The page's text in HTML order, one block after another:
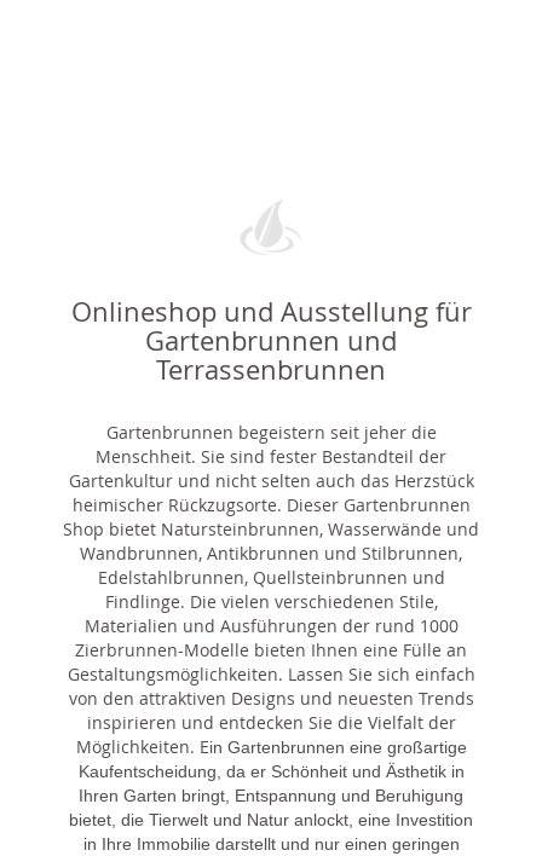
Onlineshop und Ausstellung für
Gartenbrunnen und
Terrassenbrunnen
Gartenbrunnen begeistern seit jeher die
Menschheit. Sie sind fester Bestandteil der
Gartenkultur und nicht selten auch das Herzstück
heimischer Rückzugsorte. Dieser Gartenbrunnen
Shop bietet Natursteinbrunnen, Wasserwände und
Wandbrunnen, Antikbrunnen und Stilbrunnen,
Edelstahlbrunnen, Quellsteinbrunnen und
Findlinge. Die vielen verschiedenen Stile,
Materialien und Ausführungen der rund 1000
Zierbrunnen-Modelle bieten Ihnen eine Fülle an
Gestaltungsmöglichkeiten. Lassen Sie sich einfach
von den attraktiven Designs und neuesten Trends
inspirieren und entdecken Sie die Vielfalt der
Möglichkeiten. Ein Gartenbrunnen eine großartige
Kaufentscheidung, da er Schönheit und Ästhetik in
Ihren Garten bringt, Entspannung und Beruhigung
bietet, die Tierwelt und Natur anlockt, eine Investition
in Ihre Immobilie darstellt und nur einen geringen